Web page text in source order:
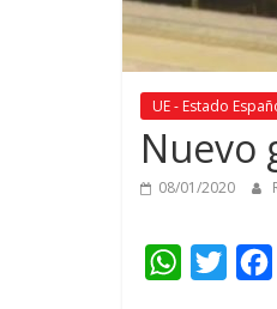
UE - Estado
Nuevo
08/01/2020
W